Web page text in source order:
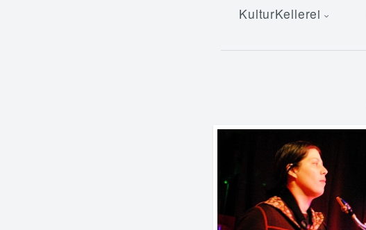
KulturKellerei